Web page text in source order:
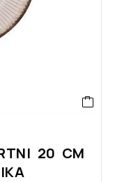
20 CM